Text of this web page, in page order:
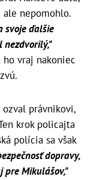
ale nepomohlo.
svoje ďalšie
nezdvorilý,"
ho vraj nakoniec
právnikovi,
krok policajta
polícia sa však
dopravy,
pre Mikulášov,"